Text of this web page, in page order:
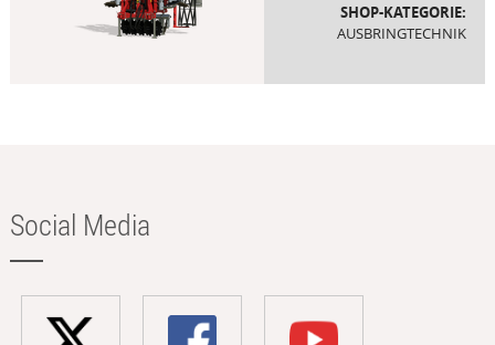
SHOP-KATEGORIE:
AUSBRINGTECHNIK
Social Media